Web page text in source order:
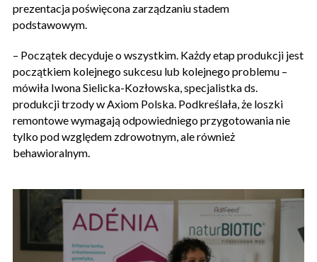
prezentacja poświęcona zarządzaniu stadem
podstawowym.
– Początek decyduje o wszystkim. Każdy etap produkcji jest
początkiem kolejnego sukcesu lub kolejnego problemu –
mówiła Iwona Sielicka-Kozłowska, specjalistka ds.
produkcji trzody w Axiom Polska. Podkreślała, że loszki
remontowe wymagają odpowiedniego przygotowania nie
tylko pod względem zdrowotnym, ale również
behawioralnym.